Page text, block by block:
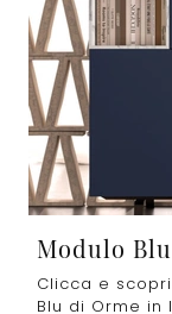
Modulo Blu
Clicca e
Blu di Orme